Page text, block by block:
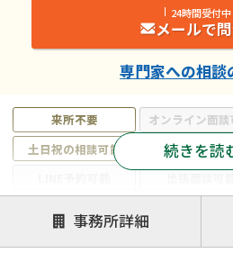
来所不要 オンライン面談
土日祝の相談可能
19時以降電話
注力案件
遺言書作成・遺言執行
相続放棄
続きを読
24時間受付中
メールで
専門家への相談
事務所詳細